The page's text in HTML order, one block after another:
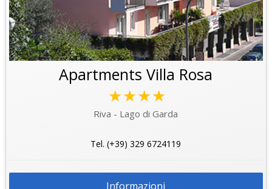
Apartments Villa Rosa
★★★★
Riva - Lago di Garda
Tel. (+39) 329 6724119
Informazioni